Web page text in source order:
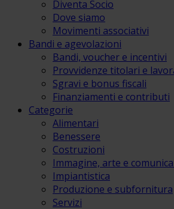
Diventa Socio
Dove siamo
Movimenti associativi
Bandi e agevolazioni
Bandi, voucher e incentivi
Provvidenze titolari e
Sgravi e bonus fiscali
Finanziamenti e contributi
Categorie
Alimentari
Benessere
Costruzioni
Immagine, arte e
Impiantistica
Produzione e subfornitura
Servizi